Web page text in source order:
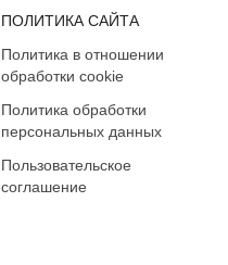
ПОЛИТИКА САЙТА
Политика в отношении
обработки cookie
Политика обработки
персональных данных
Пользовательское
соглашение